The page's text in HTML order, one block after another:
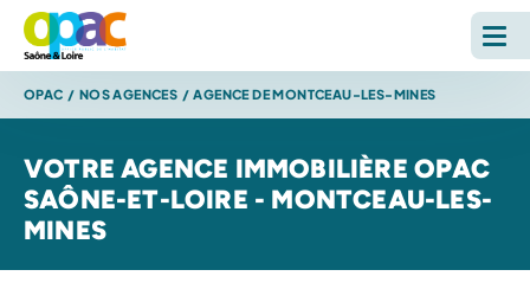
LOUER
ACHETER
L'OPAC
OPAC / NOS AGENCES / AGENCE DE MONTCEAU-LES-MINES
VOTRE AGENCE IMMOBILIÈRE OPAC
SAÔNE-ET-LOIRE - MONTCEAU-LES-
MINES